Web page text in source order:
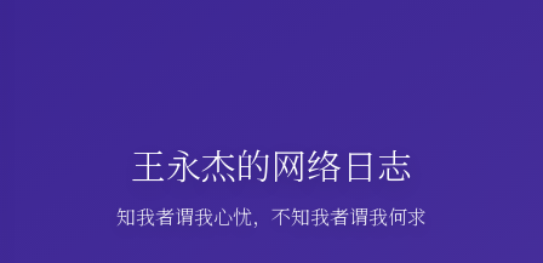
王永杰的网络日志
知我者谓我心忧，不知我者谓我何求